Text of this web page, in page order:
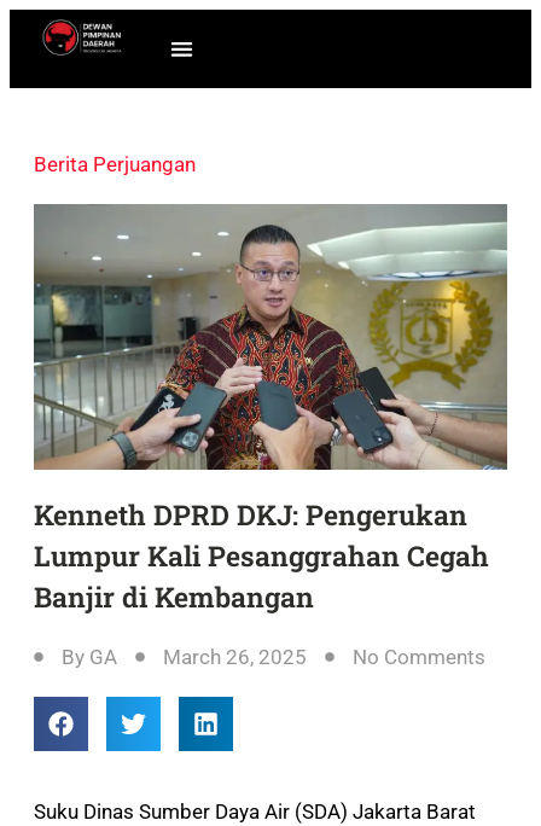
Berita Perjuangan
Kenneth DPRD DKJ: Pengerukan
Lumpur Kali Pesanggrahan Cegah
Banjir di Kembangan
By GA March 26, 2025 No Comments
Suku Dinas Sumber Daya Air (SDA) Jakarta Barat